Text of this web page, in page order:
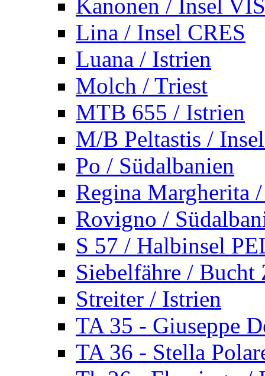
Kanonen / Insel VIS
Lina / Insel CRES
Luana / Istrien
Molch / Triest
MTB 655 / Istrien
M/B Peltastis /
Po / Südalbanien
Regina Margherita
Rovigno /
S 57 / Halbinsel
Siebelfähre / Bucht
Streiter / Istrien
TA 35 - Giuseppe
TA 36 - Stella